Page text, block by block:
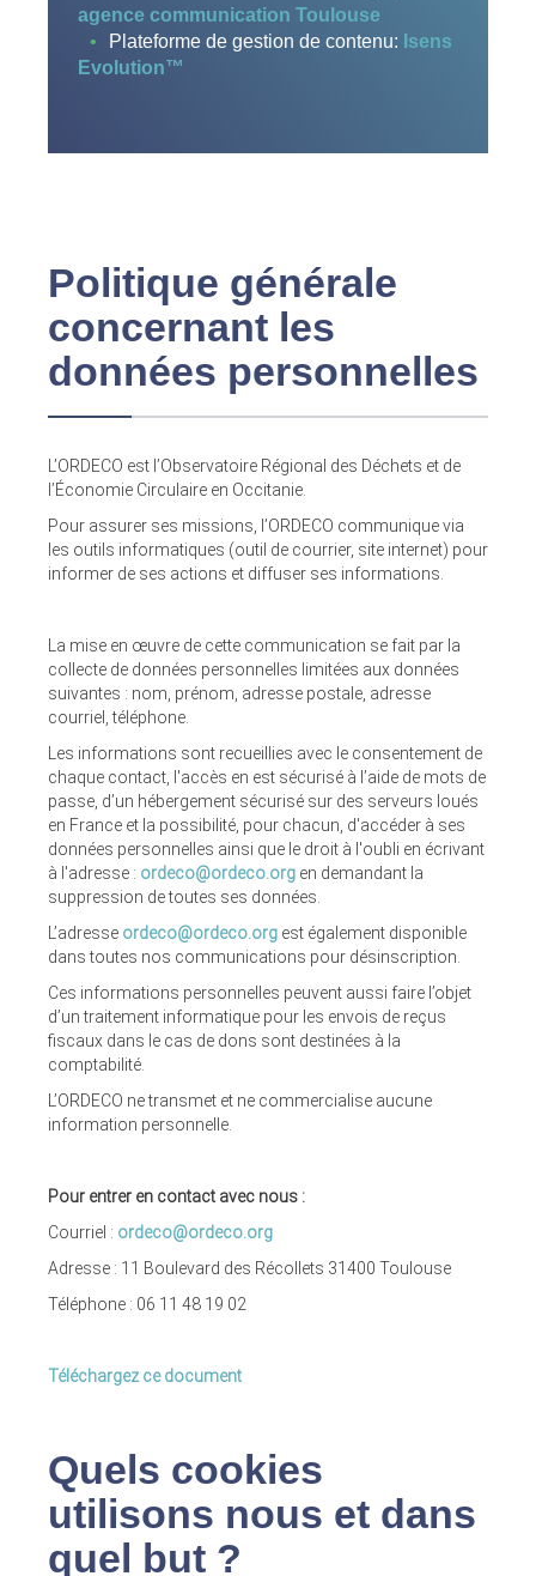
agence communication Toulouse
Plateforme de gestion de contenu: Isens
Evolution™
Politique générale
concernant les
données personnelles
L’ORDECO est l’Observatoire Régional des Déchets et de
l’Économie Circulaire en Occitanie.
Pour assurer ses missions, l’ORDECO communique via
les outils informatiques (outil de courrier, site internet) pour
informer de ses actions et diffuser ses informations.
La mise en œuvre de cette communication se fait par la
collecte de données personnelles limitées aux données
suivantes : nom, prénom, adresse postale, adresse
courriel, téléphone.
Les informations sont recueillies avec le consentement de
chaque contact, l'accès en est sécurisé à l’aide de mots de
passe, d’un hébergement sécurisé sur des serveurs loués
en France et la possibilité, pour chacun, d'accéder à ses
données personnelles ainsi que le droit à l'oubli en écrivant
à l'adresse : ordeco@ordeco.org en demandant la
suppression de toutes ses données.
L’adresse ordeco@ordeco.org est également disponible
dans toutes nos communications pour désinscription.
Ces informations personnelles peuvent aussi faire l’objet
d’un traitement informatique pour les envois de reçus
fiscaux dans le cas de dons sont destinées à la
comptabilité.
L’ORDECO ne transmet et ne commercialise aucune
information personnelle.
Pour entrer en contact avec nous :
Courriel : ordeco@ordeco.org
Adresse : 11 Boulevard des Récollets 31400 Toulouse
Téléphone : 06 11 48 19 02
Téléchargez ce document
Quels cookies
utilisons nous et dans
quel but ?